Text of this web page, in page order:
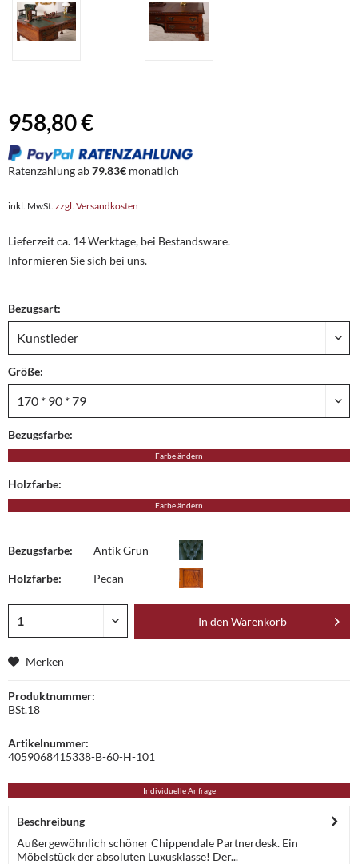
958,80 €
Ratenzahlung ab79.83€ monatlich
inkl. MwSt. zzgl. Versandkosten
Lieferzeit ca. 14 Werktage, bei Bestandsware.
Informieren Sie sich bei uns.
Bezugsart:
Größe:
Bezugsfarbe:
Farbe ändern
Holzfarbe:
Farbe ändern
Bezugsfarbe: Antik Grün
Holzfarbe: Pecan
In den Warenkorb
Merken
Produktnummer:
BSt.18
Artikelnummer:
4059068415338-B-60-H-101
Individuelle Anfrage
Beschreibung
Außergewöhnlich schöner Chippendale Partnerdesk. Ein
Möbelstück der absoluten Luxusklasse! Der...